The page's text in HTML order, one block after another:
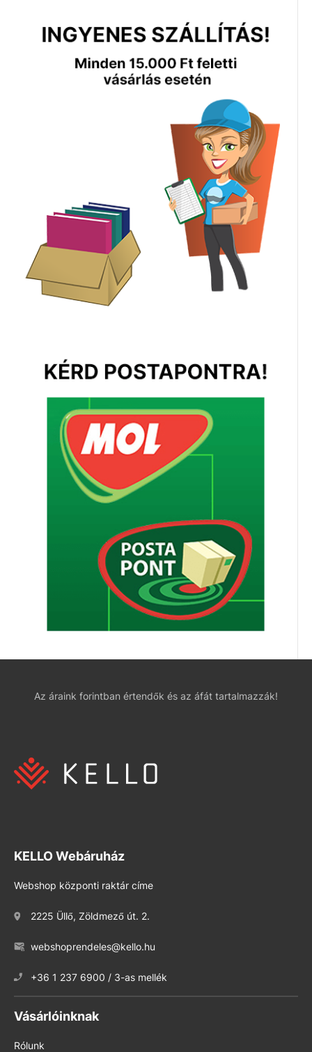
Az áraink forintban értendők és az áfát tartalmazzák!
KELLO Webáruház
Webshop központi raktár címe
2225 Üllő, Zöldmező út. 2.
webshoprendeles@kello.hu
+36 1 237 6900 / 3-as mellék
Vásárlóinknak
Rólunk